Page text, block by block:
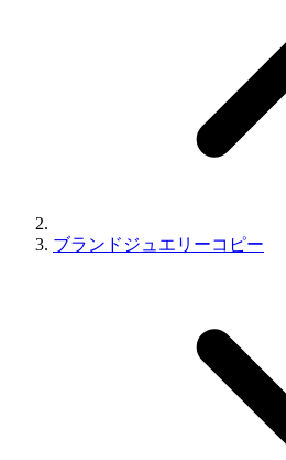
ブランドジュエリーコピー